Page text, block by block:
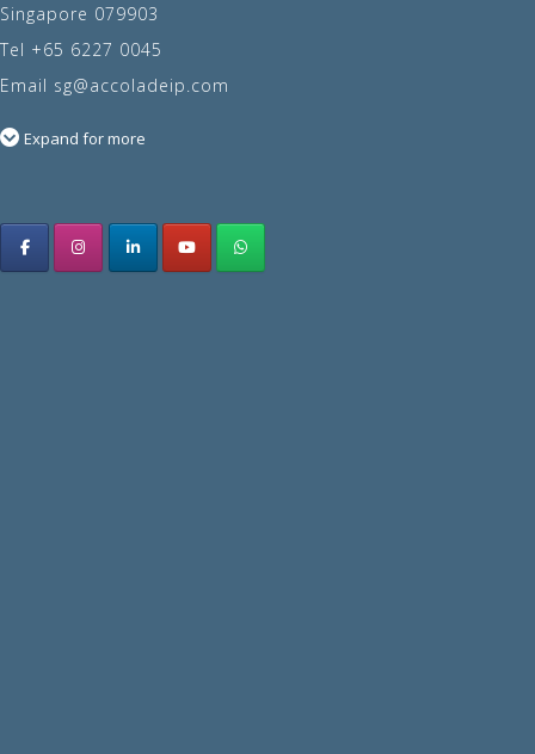
Singapore 079903
Tel +65 6227 0045
Email sg@accoladeip.com
Expand for more